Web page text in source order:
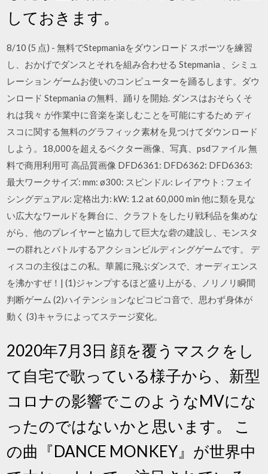
しておきます。
8/10 (5 点) - 無料でStepmaniaをダウンロード スポーツを練習
し、おかげでダンスとそれを組み合わせる Stepmania 、シミュ
レーション ゲームお使いのコンピューターを踊るします。ダウ
ンロード Stepmania の無料、踊りを開始. ダンスはおそらくそ
れは我々 が作業中に音楽を楽しむことを可能にするため ディ
スコに関する無料のグラフィック素材を見つけてダウンロード
しよう。18,000を超えるベクター画像、写真、psdファイル 無
料で商用利用可 高品質画像 DFD6361: DFD6362: DFD6363:
最大ワークサイズ: mm: ø300: スピンドル: レイアウト : フェイ
シングデュアル: 定格出力: kW: 1.2 at 60,000 min 他に類を見な
い広大なワールドを舞台に、クラフトをしたり戦利品を集めな
がら、他のプレイヤーと協力して巨大な砦の建設し、モンスタ
ーの群れとバトルするアクションビルディングゲームです。 デ
ィスコの主役はこの私。華麗に飛ぶダンスで、オーディエンス
を沸かすぜ！| (1)ジャンプするほど盛り上がる、ノリノリ瞬間
判断ゲーム (2)ハイテンションなピコピコ音で、思わず身体が
動く (3)キャラによってステージ変化。
2020年7月3日 顔を覆うマスクをし
て自宅で歌っている様子から、新型
コロナの影響でこのようなMVにな
ったのではないかと思います。 こ
の曲『DANCE MONKEY』が世界中